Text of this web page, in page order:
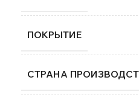
ПОКРЫТИЕ
СТРАНА